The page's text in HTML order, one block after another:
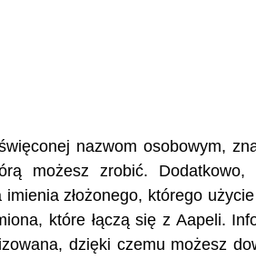
nazwom osobowym,
możesz zrobić. Dodatkowo,
złożonego, którego
które łączą się z Aapeli.
dzięki czemu możesz